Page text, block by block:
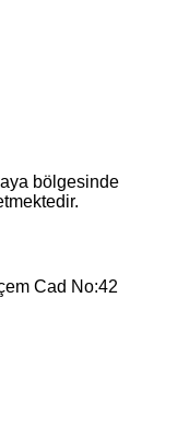
bölgesinde
Cad No:42